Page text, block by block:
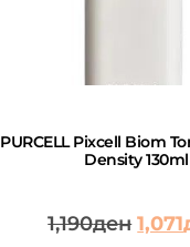
PURCELL Pixcell Biom
Density 130ml
1,190ден 1,071